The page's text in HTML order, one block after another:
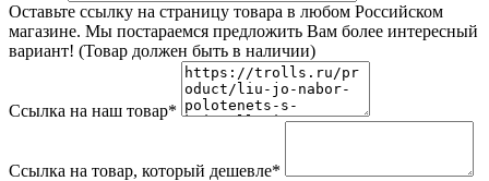
Оставьте ссылку на страницу товара в любом Российском
магазине. Мы постараемся предложить Вам более интересный
вариант! (Товар должен быть в наличии)
Ссылка на наш товар*
Ссылка на товар, который дешевле*